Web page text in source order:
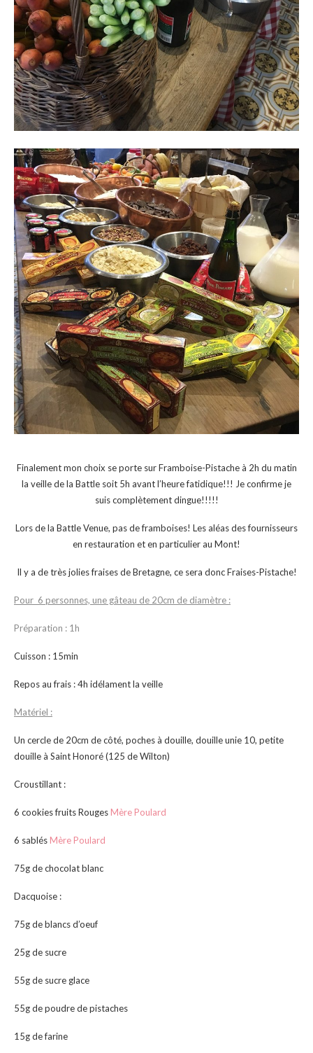
Finalement mon choix se porte sur Framboise-Pistache à 2h du matin
la veille de la Battle soit 5h avant l’heure fatidique!!! Je confirme je
suis complètement dingue!!!!!
Lors de la Battle Venue, pas de framboises! Les aléas des fournisseurs
en restauration et en particulier au Mont!
Il y a de très jolies fraises de Bretagne, ce sera donc Fraises-Pistache!
Pour 6 personnes, une gâteau de 20cm de diamètre :
Préparation : 1h
Cuisson : 15min
Repos au frais : 4h idélament la veille
Matériel :
Un cercle de 20cm de côté, poches à douille, douille unie 10, petite
douille à Saint Honoré (125 de Wilton)
Croustillant :
6 cookies fruits Rouges Mère Poulard
6 sablés Mère Poulard
75g de chocolat blanc
Dacquoise :
75g de blancs d’oeuf
25g de sucre
55g de sucre glace
55g de poudre de pistaches
15g de farine